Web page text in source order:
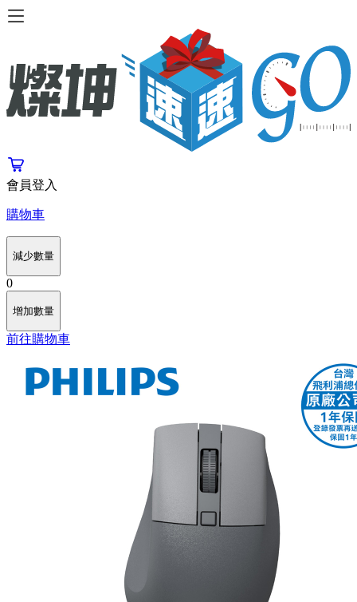
會員登入
購物車
減少數量
0
增加數量
前往購物車